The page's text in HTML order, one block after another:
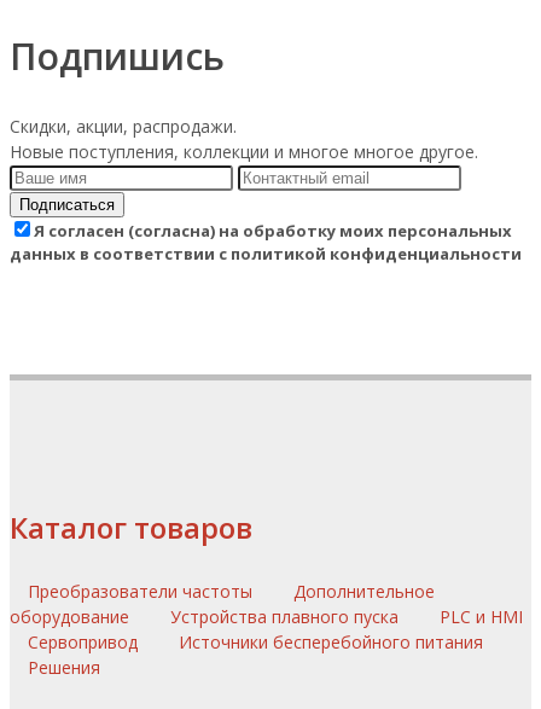
Подпишись
Скидки, акции, распродажи.
Новые поступления, коллекции и многое многое другое.
Подписаться
Я согласен (согласна) на обработку моих персональных
данных в соответствии с политикой конфиденциальности
Каталог товаров
Преобразователи частоты
Дополнительное
оборудование
Устройства плавного пуска
PLC и HMI
Сервопривод
Источники бесперебойного питания
Решения